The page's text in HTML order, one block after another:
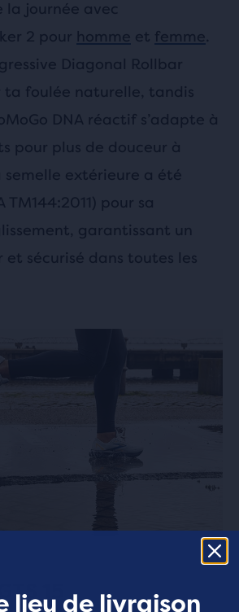
journée avec
2 pour homme et femme.
Diagonal Rollbar
ta foulée naturelle, tandis
DNA réactif s’adapte à
pour plus de douceur à
semelle extérieure a été
TM144:2011) pour sa
garantissant un
et sécurisé dans toutes les
15
lieu de livraison